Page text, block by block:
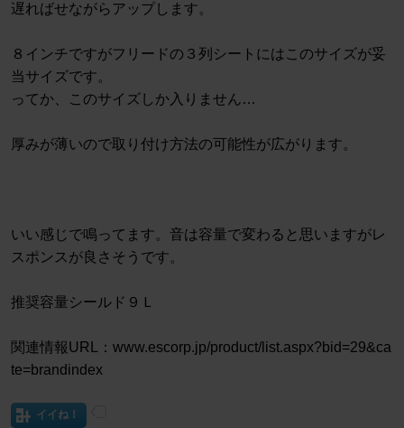
遅ればせながらアップします。
８インチですがフリードの３列シートにはこのサイズが妥
当サイズです。
ってか、このサイズしか入りません…
厚みが薄いので取り付け方法の可能性が広がります。
いい感じで鳴ってます。音は容量で変わると思いますがレ
スポンスが良さそうです。
推奨容量シールド９Ｌ
関連情報URL：www.escorp.jp/product/list.aspx?bid=29&ca
te=brandindex
イイね！